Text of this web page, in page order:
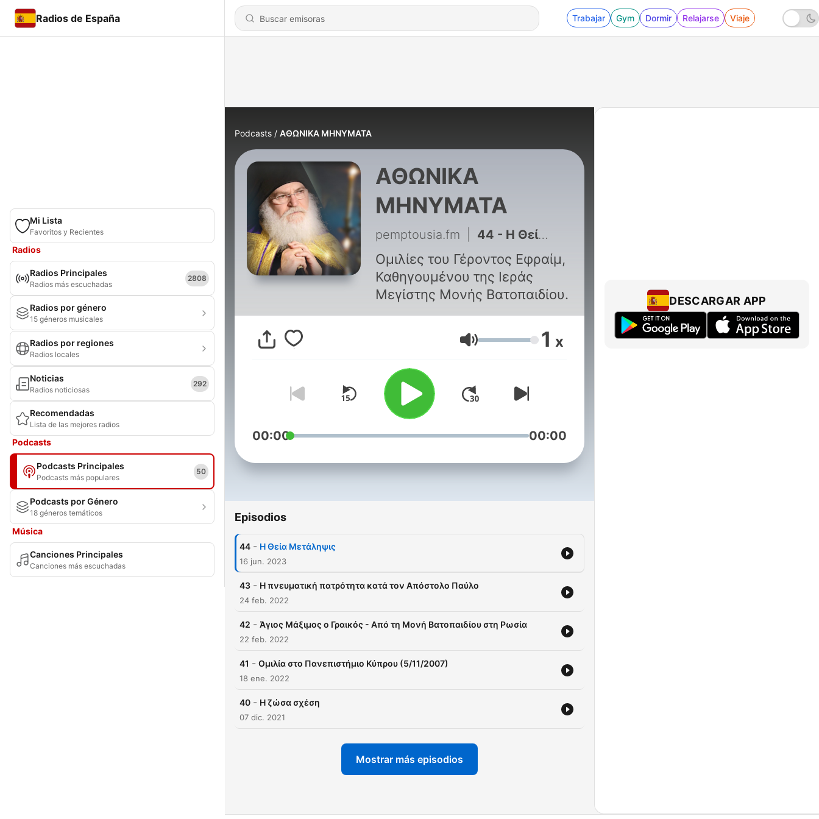
Radios de España Trabajar Gym Dormir Relajarse Viaje
Mi Lista
Favoritos y Recientes
Radios
Radios Principales
Radios más escuchadas
2808
Radios por género
15 géneros musicales
Radios por regiones
Radios locales
Noticias
Radios noticiosas
292
Recomendadas
Lista de las mejores radios
Podcasts
Podcasts Principales
Podcasts más populares
50
Podcasts por Género
18 géneros temáticos
Música
Canciones Principales
Canciones más escuchadas
Podcasts ΑΘΩΝΙΚΑ ΜΗΝΥΜΑΤΑ
ΑΘΩΝΙΚΑ
ΜΗΝΥΜΑΤΑ
pemptousia.fm 44 - Η Θεία Μετάληψις
Ομιλίες του Γέροντος Εφραίμ,
Καθηγουμένου της Ιεράς
Μεγίστης Μονής Βατοπαιδίου.
Volumen 1 x
00:00 00:00
Episodios
44 - Η Θεία Μετάληψις
16 jun. 2023
43 - Η πνευματική πατρότητα κατά τον Απόστολο Παύλο
24 feb. 2022
42 - Άγιος Μάξιμος ο Γραικός - Από τη Μονή Βατοπαιδίου στη Ρωσία
22 feb. 2022
41 - Ομιλία στο Πανεπιστήμιο Κύπρου (5/11/2007)
18 ene. 2022
40 - Η ζώσα σχέση
07 dic. 2021
Mostrar más episodios
DESCARGAR APP